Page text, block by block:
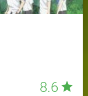
8.6 star